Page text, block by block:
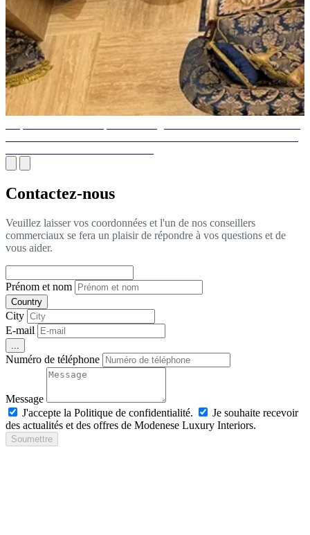
Contactez-nous
Veuillez laisser vos coordonnées et l'un de nos conseillers
commerciaux se fera un plaisir de répondre à vos questions et de
vous aider.
Prénom et nom
Country
City
E-mail
...
Numéro de téléphone
Message
J'accepte la Politique de confidentialité.
Je souhaite recevoir
des actualités et des offres de Modenese Luxury Interiors.
Soumettre